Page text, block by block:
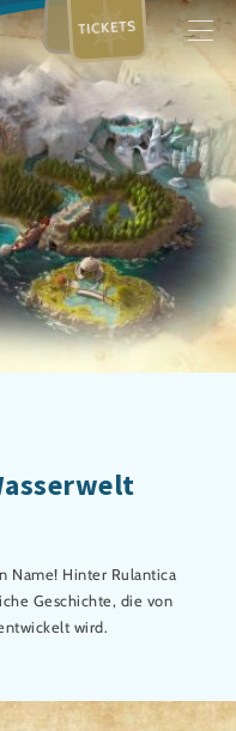
TICKETS
Name! Hinter Rulantica
Geschichte, die von
wird.